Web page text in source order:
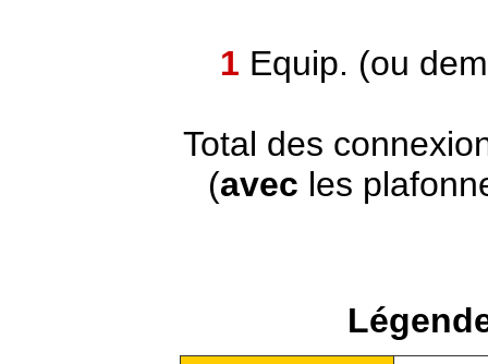
1 Equip. (ou
Total des
(avec les